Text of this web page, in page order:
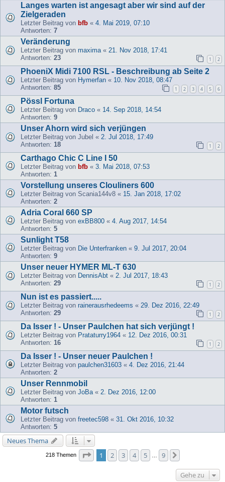
Langes warten ist angesagt aber wir sind auf der
Zielgeraden
Letzter Beitrag von bfb « 4. Mai 2019, 07:10
Antworten: 7
Veränderung
Letzter Beitrag von maxima « 21. Nov 2018, 17:41
Antworten: 23 1 2
PhoeniX Midi 7100 RSL - Beschreibung ab Seite 2
Letzter Beitrag von Hymerfan « 10. Nov 2018, 08:47
Antworten: 85 1 2 3 4 5 6
Pössl Fortuna
Letzter Beitrag von Draco « 14. Sep 2018, 14:54
Antworten: 9
Unser Ahorn wird sich verjüngen
Letzter Beitrag von Jubel « 2. Jul 2018, 17:49
Antworten: 18 1 2
Carthago Chic C Line I 50
Letzter Beitrag von bfb « 3. Mai 2018, 07:53
Antworten: 1
Vorstellung unseres Clouliners 600
Letzter Beitrag von Scania144v8 « 15. Jan 2018, 17:02
Antworten: 2
Adria Coral 660 SP
Letzter Beitrag von exBB800 « 4. Aug 2017, 14:54
Antworten: 5
Sunlight T58
Letzter Beitrag von Die Unterfranken « 9. Jul 2017, 20:04
Antworten: 9
Unser neuer HYMER ML-T 630
Letzter Beitrag von DennisAbt « 2. Jul 2017, 18:43
Antworten: 29 1 2
Nun ist es passiert.....
Letzter Beitrag von rainerausrhedeems « 29. Dez 2016, 22:49
Antworten: 29 1 2
Da Isser ! - Unser Paulchen hat sich verjüngt !
Letzter Beitrag von Prataturry1964 « 12. Dez 2016, 00:31
Antworten: 16 1 2
Da Isser ! - Unser neuer Paulchen !
Letzter Beitrag von paulchen31603 « 4. Dez 2016, 21:44
Antworten: 2
Unser Rennmobil
Letzter Beitrag von JoBa « 2. Dez 2016, 12:00
Antworten: 1
Motor futsch
Letzter Beitrag von freetec598 « 31. Okt 2016, 10:32
Antworten: 5
Neues Thema
218 Themen Seite von
1 2 3 4 5 9
Gehe zu